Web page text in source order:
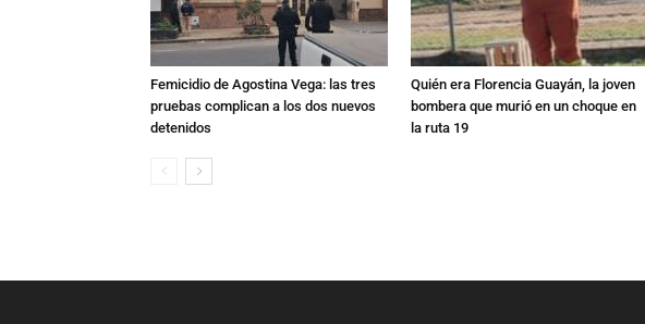
Femicidio de Agostina Vega: las tres
pruebas complican a los dos nuevos
detenidos
Quién era Florencia Guayán, la joven
bombera que murió en un choque en
la ruta 19